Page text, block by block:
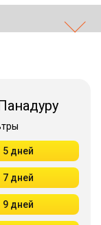
5 дней
7 дней
9 дней